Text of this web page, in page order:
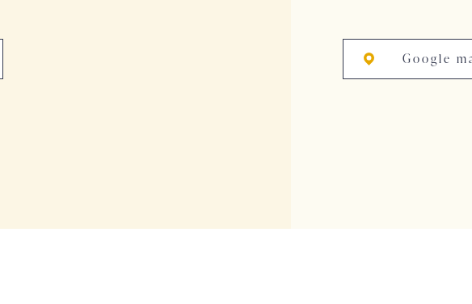
Google